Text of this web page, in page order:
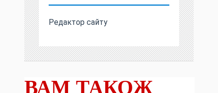
Редактор сайту
ВАМ ТАКОЖ